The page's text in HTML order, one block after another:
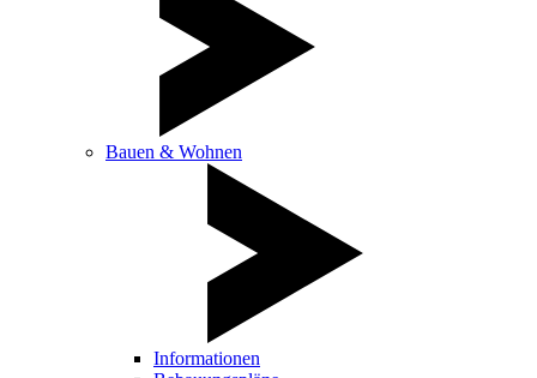
Bauen & Wohnen
Informationen